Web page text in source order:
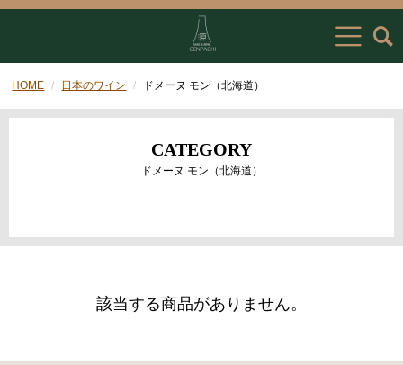
HOME 日本のワイン ドメーヌ モン（北海道）
CATEGORY
ドメーヌ モン（北海道）
該当する商品がありません。